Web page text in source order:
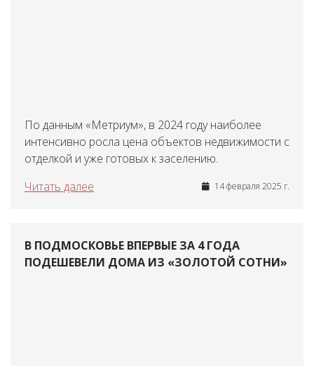
По данным «Метриум», в 2024 году наиболее
интенсивно росла цена объектов недвижимости с
отделкой и уже готовых к заселению.
Читать далее
14 февраля 2025 г.
В ПОДМОСКОВЬЕ ВПЕРВЫЕ ЗА 4 ГОДА
ПОДЕШЕВЕЛИ ДОМА ИЗ «ЗОЛОТОЙ СОТНИ»